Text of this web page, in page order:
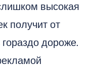
высокая
получит от
дороже.